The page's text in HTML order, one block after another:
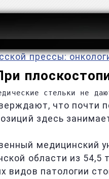
прессы:
стельки не
что почти
здесь
медицинский
области из
видов патологии